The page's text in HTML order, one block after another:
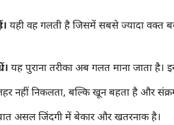
यही वह गलती है जिसमें सबसे ज्यादा वक्त
यह पुराना तरीका अब गलत माना जाता
नहीं निकलता, बल्कि खून बहता है और
असल जिंदगी में बेकार और खतरनाक है।